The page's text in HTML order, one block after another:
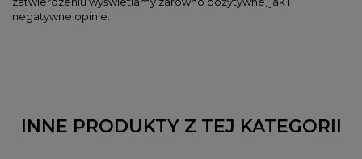
negatywne opinie.
INNE PRODUKTY Z TEJ KATEGORII